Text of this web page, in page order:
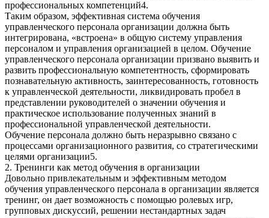
профессиональных компетенций4.
Таким образом, эффективная система обучения
управленческого персонала организации должна быть
интегрирована, «встроена» в общую систему управления
персоналом и управления организацией в целом. Обучение
управленческого персонала организации призвано выявить и
развить профессиональную компетентность, сформировать
познавательную активность, заинтересованность, готовность
к управленческой деятельности, ликвидировать пробел в
представлении руководителей о значении обучения и
практическое использование полученных знаний в
профессиональной управленческой деятельности.
Обучение персонала должно быть неразрывно связано с
процессами организационного развития, со стратегическими
целями организации5.
2. Тренинги как метод обучения в организации
Довольно привлекательным и эффективным методом
обучения управленческого персонала в организации является
тренинг, он дает возможность с помощью ролевых игр,
групповых дискуссий, решении нестандартных задач